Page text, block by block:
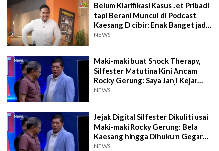
Belum Klarifikasi Kasus Jet Pribadi
tapi Berani Muncul di Podcast,
Kaesang Dicibir: Enak Banget jadi
Anaknya Mulyono
NEWS
Maki-maki buat Shock Therapy,
Silfester Matutina Kini Ancam
Rocky Gerung: Saya Janji Kejar
Orang Itu sampai Lubang Tikus
NEWS
Jejak Digital Silfester Dikuliti usai
Maki-maki Rocky Gerung: Bela
Kaesang hingga Dihukum Gegara
Fitnah JK
NEWS